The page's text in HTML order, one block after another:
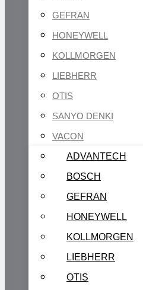
GEFRAN
HONEYWELL
KOLLMORGEN
LIEBHERR
OTIS
SANYO DENKI
VACON
ADVANTECH
BOSCH
GEFRAN
HONEYWELL
KOLLMORGEN
LIEBHERR
OTIS